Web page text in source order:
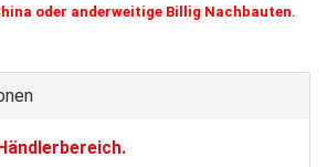
oder anderweitige Billig Nachbauten.